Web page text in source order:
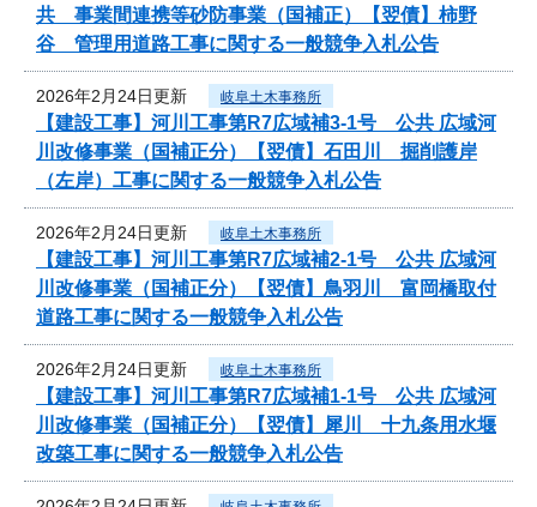
共 事業間連携等砂防事業（国補正）【翌債】柿野
谷 管理用道路工事に関する一般競争入札公告
2026年2月24日更新 岐阜土木事務所
【建設工事】河川工事第R7広域補3-1号 公共 広域河
川改修事業（国補正分）【翌債】石田川 掘削護岸
（左岸）工事に関する一般競争入札公告
2026年2月24日更新 岐阜土木事務所
【建設工事】河川工事第R7広域補2-1号 公共 広域河
川改修事業（国補正分）【翌債】鳥羽川 富岡橋取付
道路工事に関する一般競争入札公告
2026年2月24日更新 岐阜土木事務所
【建設工事】河川工事第R7広域補1-1号 公共 広域河
川改修事業（国補正分）【翌債】犀川 十九条用水堰
改築工事に関する一般競争入札公告